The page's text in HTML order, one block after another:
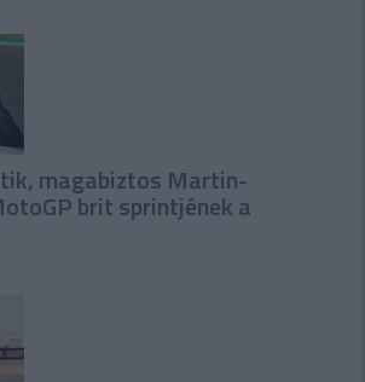
magabiztos Martin-
brit sprintjének a